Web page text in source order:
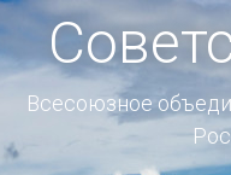
Всесоюзное